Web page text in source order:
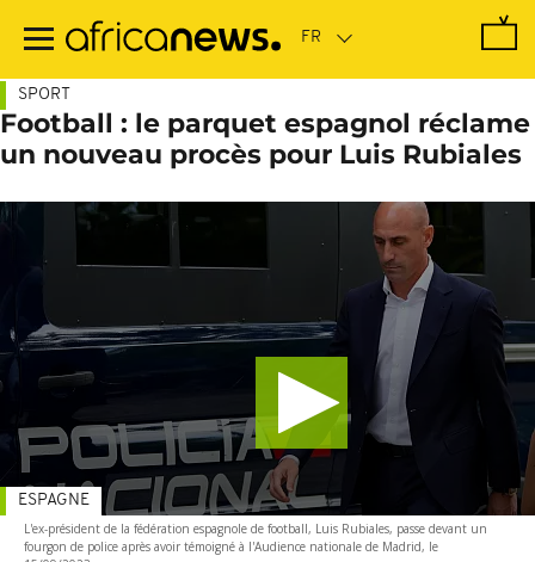
contenu
SPORT
Football : le parquet espagnol réclame
un nouveau procès pour Luis Rubiales
L'ex-président de la fédération espagnole de football, Luis Rubiales, passe devant un
fourgon de police après avoir témoigné à l'Audience nationale de Madrid, le
ESPAGNE